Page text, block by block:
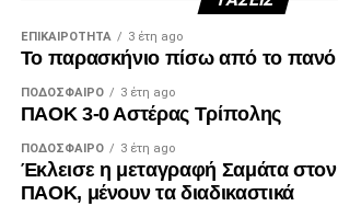
ΕΠΙΚΑΙΡΌΤΗΤΑ 3 έτη ago
Το παρασκήνιο πίσω από το πανό
ΠΟΔΌΣΦΑΙΡΟ 3 έτη ago
ΠΑΟΚ 3-0 Αστέρας Τρίπολης
ΠΟΔΌΣΦΑΙΡΟ 3 έτη ago
Έκλεισε η μεταγραφή Σαμάτα στον
ΠΑΟΚ, μένουν τα διαδικαστικά